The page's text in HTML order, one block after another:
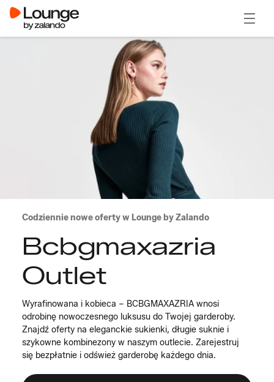
Codziennie nowe oferty w Lounge by Zalando
Bcbgmaxazria
Outlet
Wyrafinowana i kobieca – BCBGMAXAZRIA wnosi
odrobinę nowoczesnego luksusu do Twojej garderoby.
Znajdź oferty na eleganckie sukienki, długie suknie i
szykowne kombinezony w naszym outlecie. Zarejestruj
się bezpłatnie i odśwież garderobę każdego dnia.